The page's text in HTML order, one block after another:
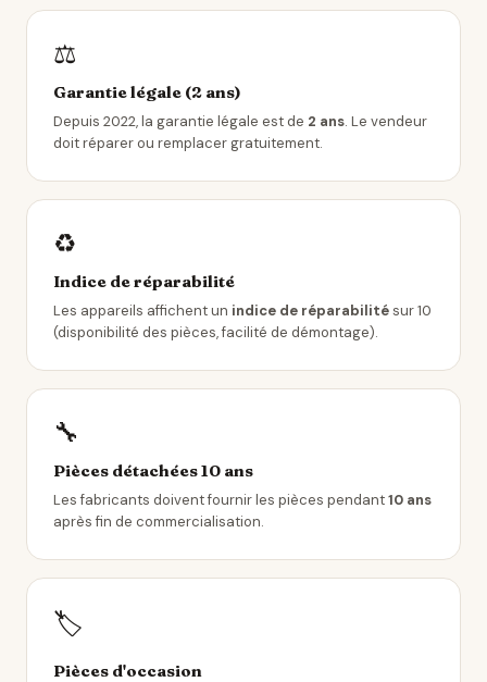
⚖️
Garantie légale (2 ans)
Depuis 2022, la garantie légale est de 2 ans. Le vendeur
doit réparer ou remplacer gratuitement.
♻️
Indice de réparabilité
Les appareils affichent un indice de réparabilitésur 10
(disponibilité des pièces, facilité de démontage).
🔧
Pièces détachées 10 ans
Les fabricants doivent fournir les pièces pendant10 ans
après fin de commercialisation.
🏷️
Pièces d'occasion